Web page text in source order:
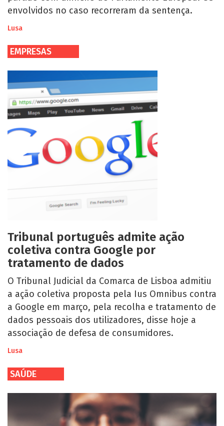
envolvidos no caso recorreram da sentença.
Lusa
EMPRESAS
Tribunal português admite ação
coletiva contra Google por
tratamento de dados
O Tribunal Judicial da Comarca de Lisboa admitiu
a ação coletiva proposta pela Ius Omnibus contra
a Google em março, pela recolha e tratamento de
dados pessoais dos utilizadores, disse hoje a
associação de defesa de consumidores.
Lusa
SAÚDE